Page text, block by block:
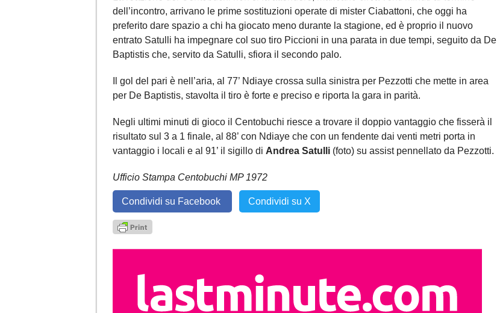
dell’incontro, arrivano le prime sostituzioni operate di mister Ciabattoni, che oggi ha
preferito dare spazio a chi ha giocato meno durante la stagione, ed è proprio il nuovo
entrato Satulli ha impegnare col suo tiro Piccioni in una parata in due tempi, seguito da De
Baptistis che, servito da Satulli, sfiora il secondo palo.
Il gol del pari è nell’aria, al 77’ Ndiaye crossa sulla sinistra per Pezzotti che mette in area
per De Baptistis, stavolta il tiro è forte e preciso e riporta la gara in parità.
Negli ultimi minuti di gioco il Centobuchi riesce a trovare il doppio vantaggio che fisserà il
risultato sul 3 a 1 finale, al 88’ con Ndiaye che con un fendente dai venti metri porta in
vantaggio i locali e al 91’ il sigillo di Andrea Satulli (foto) su assist pennellato da Pezzotti.
Ufficio Stampa Centobuchi MP 1972
Condividi su Facebook Condividi su X